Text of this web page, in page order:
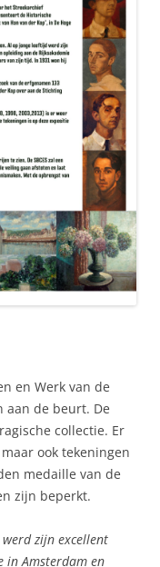
GROENEVELD VAN DER KOP (1799)
ADRIANUS JOHANNES
GROENEVELD VAN DER KOP (1822)
FREDERIK HENDRIK VAN DER KOP
HENRICUS JOANNES ELIZA VAN
WILLEM CAREL VAN DER KOP
(1869)
MARIA VAN DER KOP (VAN DER
MOER) (1871)
CAREL WILHELM VAN DER KOP
(1831)
MARIA CATHARINA CONSTANTIA
(1863)
en Werk van de
aan de beurt. De
collectie. Er
ook tekeningen
medaille van de
zijn beperkt.
zijn excellent
in Amsterdam en